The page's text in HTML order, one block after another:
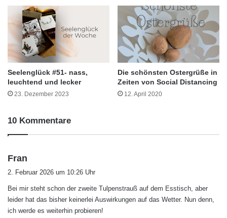
Seelenglück #51- nass,
leuchtend und lecker
23. Dezember 2023
Die schönsten Ostergrüße in
Zeiten von Social Distancing
12. April 2020
10 Kommentare
Fran
t
:
2. Februar 2026 um 10:26 Uhr
Bei mir steht schon der zweite Tulpenstrauß auf dem Esstisch, aber
leider hat das bisher keinerlei Auswirkungen auf das Wetter. Nun denn,
ich werde es weiterhin probieren!